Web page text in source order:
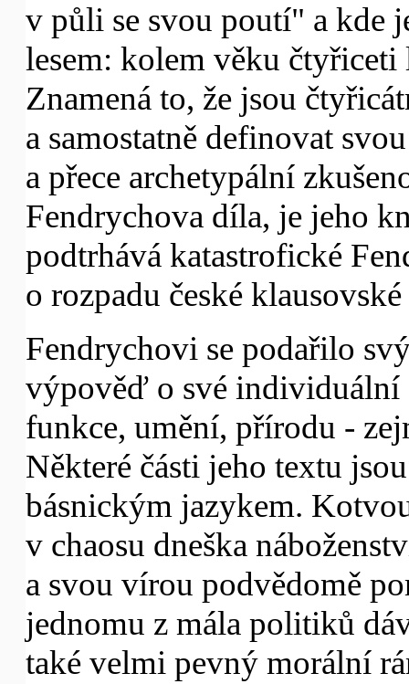
v půli se svou poutí" a kde
lesem: kolem věku
Znamená to, že jsou
a samostatně definovat
a přece archetypální
Fendrychova díla, je jeho
podtrhává katastrofické
o rozpadu české
Fendrychovi se podařilo
výpověď o své individuální
funkce, umění, přírodu -
Některé části jeho textu
básnickým jazykem.
v chaosu dneška
a svou vírou podvědomě
jednomu z mála politiků
také velmi pevný morální